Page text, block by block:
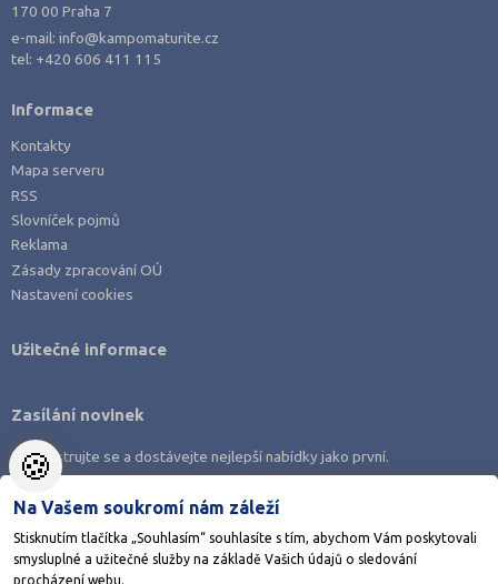
170 00 Praha 7
e-mail:info@kampomaturite.cz
tel: +420 606 411 115
Informace
Kontakty
Mapa serveru
RSS
Slovníček pojmů
Reklama
Zásady zpracování OÚ
Nastavení cookies
Stáhněte si aplikaci Adresář škol
Užitečné informace
Zasílání novinek
Zaregistrujte se a dostávejte nejlepší nabídky jako první.
🍪
Na Vašem soukromí nám záleží
Stisknutím tlačítka „Souhlasím“ souhlasíte s tím, abychom Vám poskytovali
smysluplné a užitečné služby na základě Vašich údajů o sledování
procházení webu.